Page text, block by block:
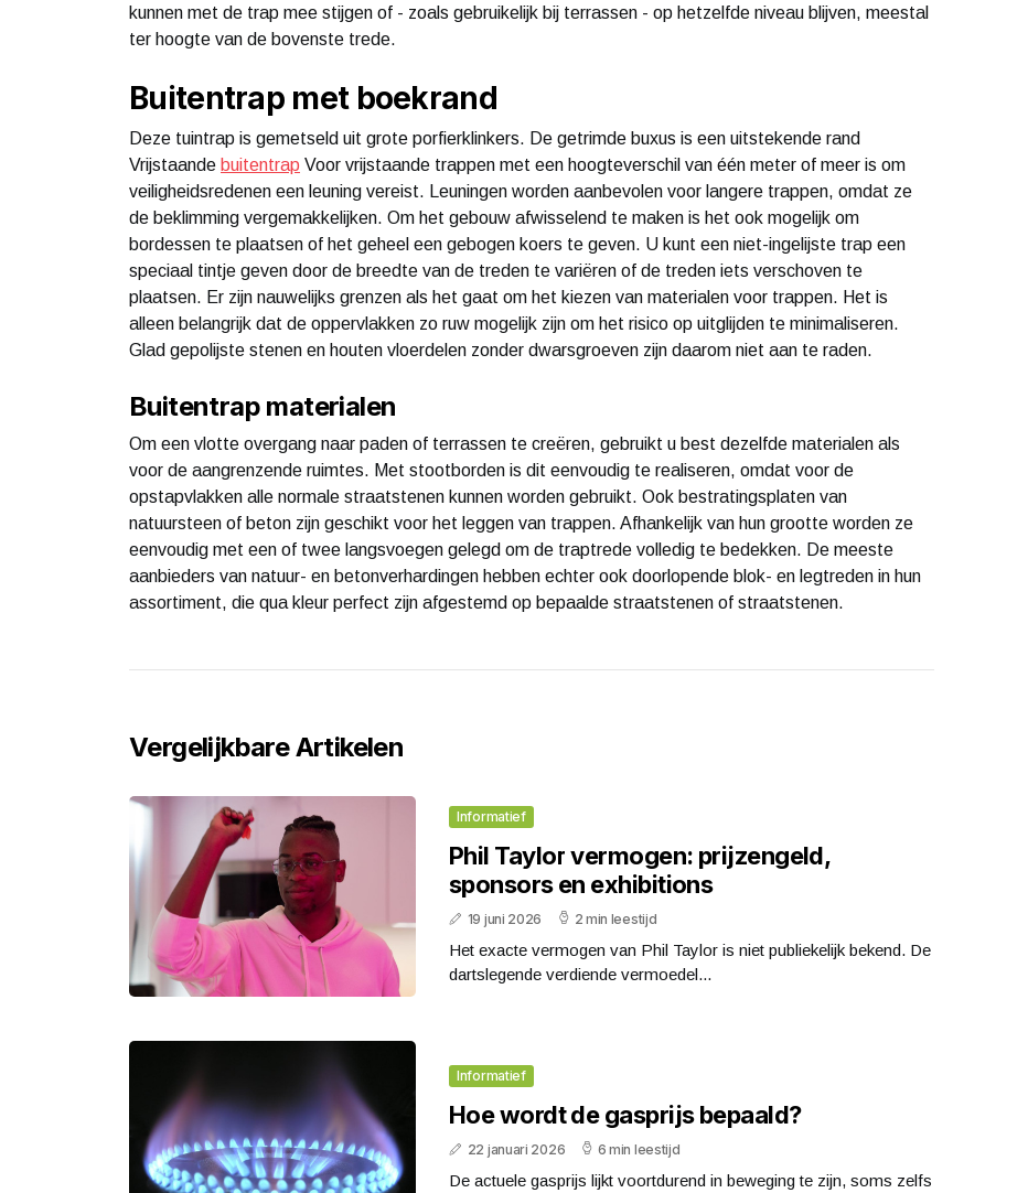
kunnen met de trap mee stijgen of - zoals gebruikelijk bij terrassen - op hetzelfde niveau blijven, meestal
ter hoogte van de bovenste trede.
Buitentrap met boekrand
Deze tuintrap is gemetseld uit grote porfierklinkers. De getrimde buxus is een uitstekende rand
Vrijstaande buitentrap Voor vrijstaande trappen met een hoogteverschil van één meter of meer is om
veiligheidsredenen een leuning vereist. Leuningen worden aanbevolen voor langere trappen, omdat ze
de beklimming vergemakkelijken. Om het gebouw afwisselend te maken is het ook mogelijk om
bordessen te plaatsen of het geheel een gebogen koers te geven. U kunt een niet-ingelijste trap een
speciaal tintje geven door de breedte van de treden te variëren of de treden iets verschoven te
plaatsen. Er zijn nauwelijks grenzen als het gaat om het kiezen van materialen voor trappen. Het is
alleen belangrijk dat de oppervlakken zo ruw mogelijk zijn om het risico op uitglijden te minimaliseren.
Glad gepolijste stenen en houten vloerdelen zonder dwarsgroeven zijn daarom niet aan te raden.
Buitentrap materialen
Om een ​​vlotte overgang naar paden of terrassen te creëren, gebruikt u best dezelfde materialen als
voor de aangrenzende ruimtes. Met stootborden is dit eenvoudig te realiseren, omdat voor de
opstapvlakken alle normale straatstenen kunnen worden gebruikt. Ook bestratingsplaten van
natuursteen of beton zijn geschikt voor het leggen van trappen. Afhankelijk van hun grootte worden ze
eenvoudig met een of twee langsvoegen gelegd om de traptrede volledig te bedekken. De meeste
aanbieders van natuur- en betonverhardingen hebben echter ook doorlopende blok- en legtreden in hun
assortiment, die qua kleur perfect zijn afgestemd op bepaalde straatstenen of straatstenen.
Vergelijkbare Artikelen
Informatief
Phil Taylor vermogen: prijzengeld,
sponsors en exhibitions
19 juni 2026 2 min leestijd
Het exacte vermogen van Phil Taylor is niet publiekelijk bekend. De
dartslegende verdiende vermoedel...
Informatief
Hoe wordt de gasprijs bepaald?
22 januari 2026 6 min leestijd
De actuele gasprijs lijkt voortdurend in beweging te zijn, soms zelfs